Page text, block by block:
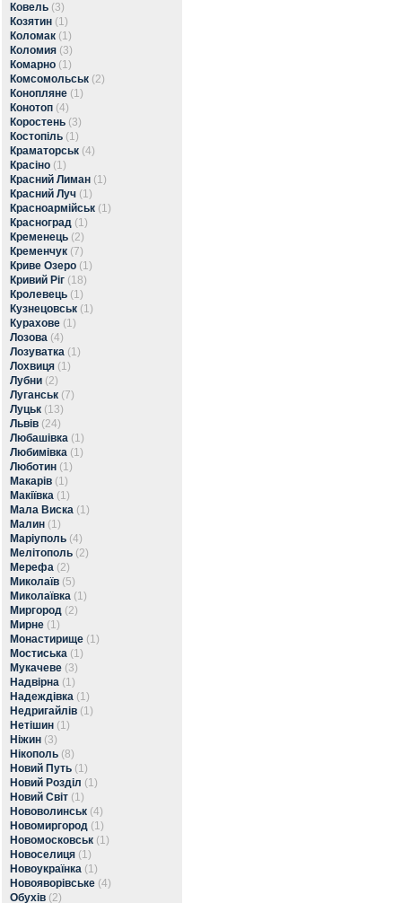
Ковель (3)
Козятин (1)
Коломак (1)
Коломия (3)
Комарно (1)
Комсомольськ (2)
Конопляне (1)
Конотоп (4)
Коростень (3)
Костопіль (1)
Краматорськ (4)
Красіно (1)
Красний Лиман (1)
Красний Луч (1)
Красноармійськ (1)
Красноград (1)
Кременець (2)
Кременчук (7)
Криве Озеро (1)
Кривий Ріг (18)
Кролевець (1)
Кузнецовськ (1)
Курахове (1)
Лозова (4)
Лозуватка (1)
Лохвиця (1)
Лубни (2)
Луганськ (7)
Луцьк (13)
Львів (24)
Любашівка (1)
Любимівка (1)
Люботин (1)
Макарів (1)
Макіївка (1)
Мала Виска (1)
Малин (1)
Маріуполь (4)
Мелітополь (2)
Мерефа (2)
Миколаїв (5)
Миколаївка (1)
Миргород (2)
Мирне (1)
Монастирище (1)
Мостиська (1)
Мукачеве (3)
Надвірна (1)
Надеждівка (1)
Недригайлів (1)
Нетішин (1)
Ніжин (3)
Нікополь (8)
Новий Путь (1)
Новий Розділ (1)
Новий Світ (1)
Нововолинськ (4)
Новомиргород (1)
Новомосковськ (1)
Новоселиця (1)
Новоукраїнка (1)
Новояворівське (4)
Обухів (2)